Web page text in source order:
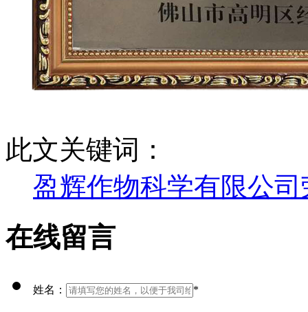
此文关键词：
盈辉作物科学有限公
在线留言
姓名： *